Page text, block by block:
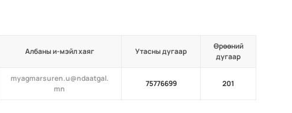
Албаны и-мэйл хаяг Утасны дугаар
Өрөөний
дугаар
myagmarsuren.u@ndaatgal.
mn
75776699 201